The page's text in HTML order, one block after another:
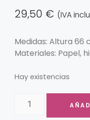
29,50 € (IVA
Medidas: Altura 66
Materiales: Papel,
Hay existencias